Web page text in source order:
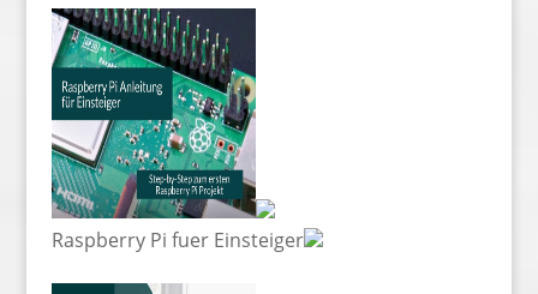
Raspberry Pi fuer Einsteiger